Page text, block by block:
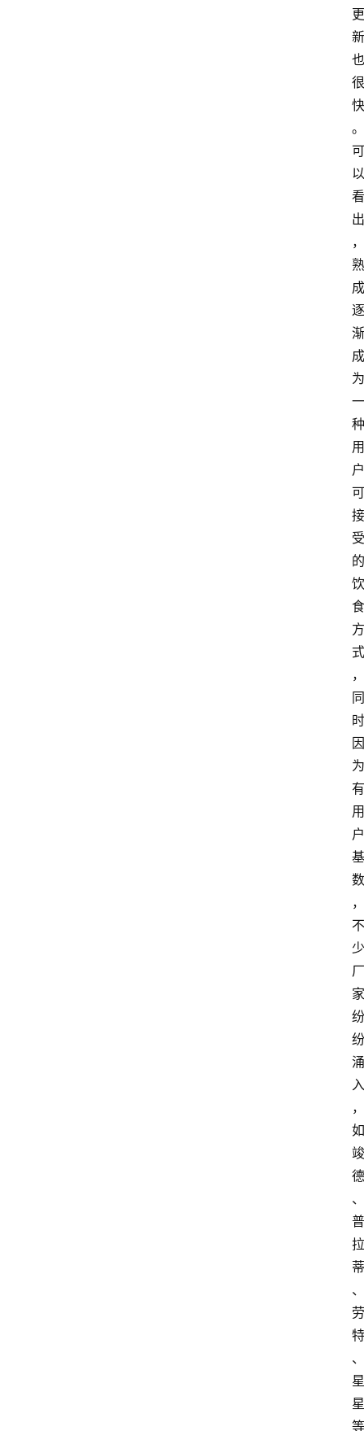
更
新
也
很
快
。
可
以
看
出
，
熟
成
逐
渐
成
为
一
种
用
户
可
接
受
的
饮
食
方
式
，
同
时
因
为
有
用
户
基
数
，
不
少
厂
家
纷
纷
涌
入
，
如
竣
德
、
普
拉
蒂
、
劳
特
、
星
星
等